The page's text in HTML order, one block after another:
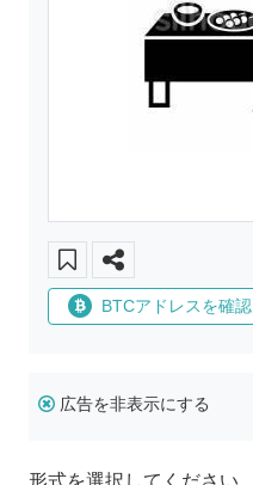
BTCアドレスを確認
広告を非表示にする
形式を選択してください